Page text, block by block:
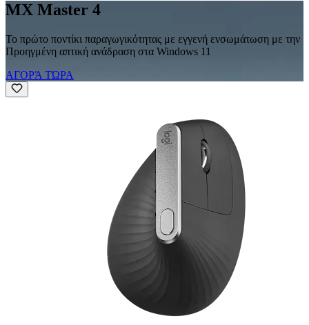
MX Master 4
Το πρώτο ποντίκι παραγωγικότητας με εγγενή ενσωμάτωση με την
Προηγμένη απτική ανάδραση στα Windows 11
ΑΓΟΡΆ ΤΏΡΑ